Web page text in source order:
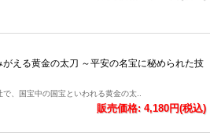
がえる黄金の太刀 ～平安の名宝に秘められた技
、国宝中の国宝といわれる黄金の太..
販売価格: 4,180円(税込)